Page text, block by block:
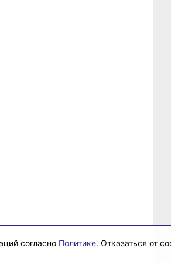
согласно Политике. Отказаться от